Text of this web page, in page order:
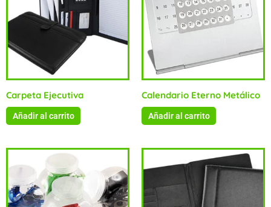
Carpeta Ejecutiva
Añadir al carrito
Calendario Eterno Metálico
Añadir al carrito